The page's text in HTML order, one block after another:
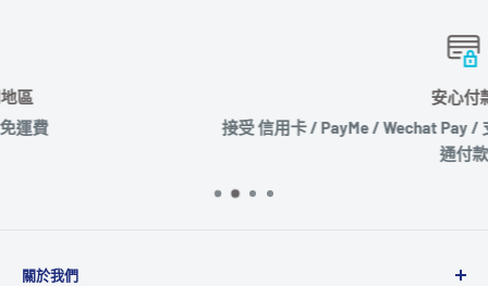
接受 信用卡 / PayMe / Wechat Pay / 支付寶 / Paypal / 轉數快
關於我們